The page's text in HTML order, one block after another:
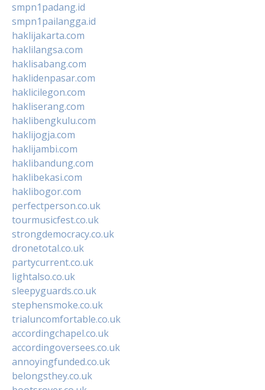
smpn1padang.id
smpn1pailangga.id
haklijakarta.com
haklilangsa.com
haklisabang.com
haklidenpasar.com
haklicilegon.com
hakliserang.com
haklibengkulu.com
haklijogja.com
haklijambi.com
haklibandung.com
haklibekasi.com
haklibogor.com
perfectperson.co.uk
tourmusicfest.co.uk
strongdemocracy.co.uk
dronetotal.co.uk
partycurrent.co.uk
lightalso.co.uk
sleepyguards.co.uk
stephensmoke.co.uk
trialuncomfortable.co.uk
accordingchapel.co.uk
accordingoversees.co.uk
annoyingfunded.co.uk
belongsthey.co.uk